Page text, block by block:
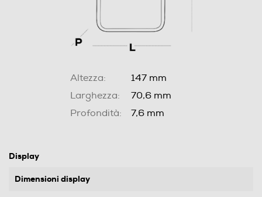
Altezza:
147 mm
Larghezza:
70,6 mm
Profondità:
7,6 mm
Display
Dimensioni display